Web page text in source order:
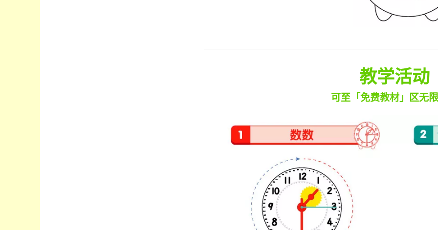
教学活动
可至「免费教材」区无